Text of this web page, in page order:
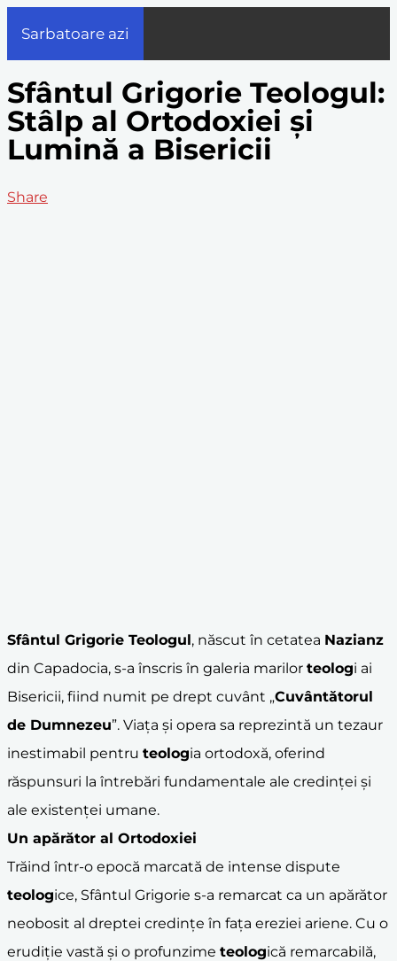
Sarbatoare azi
Sfântul Grigorie Teologul:
Stâlp al Ortodoxiei și
Lumină a Bisericii
Share
Sfântul Grigorie Teologul, născut în cetatea Nazianz
din Capadocia, s-a înscris în galeria marilor teologi ai
Bisericii, fiind numit pe drept cuvânt „Cuvântătorul
de Dumnezeu”. Viața și opera sa reprezintă un tezaur
inestimabil pentru teologia ortodoxă, oferind
răspunsuri la întrebări fundamentale ale credinței și
ale existenței umane.
Un apărător al Ortodoxiei
Trăind într-o epocă marcată de intense dispute
teologice, Sfântul Grigorie s-a remarcat ca un apărător
neobosit al dreptei credințe în fața ereziei ariene. Cu o
erudiție vastă și o profunzime teologică remarcabilă,